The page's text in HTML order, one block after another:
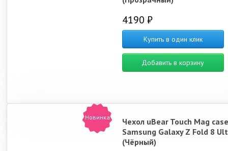
4190 ₽
Купить в один клик
Добавить в корзину
Новинка
Чехол uBear Touch Mag
Samsung Galaxy Z Fold 8
(Чёрный)